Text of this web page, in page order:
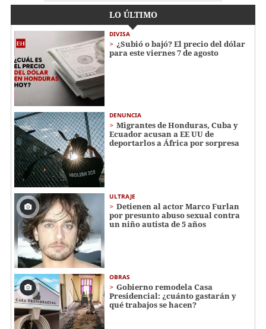
LO ÚLTIMO
DIVISA
¿Subió o bajó? El precio del dólar
para este viernes 7 de agosto
DENUNCIA
Migrantes de Honduras, Cuba y
Ecuador acusan a EE UU de
deportarlos a África por sorpresa
ULTRAJE
Detienen al actor Marco Furlan
por presunto abuso sexual contra
un niño autista de 5 años
OBRAS
Gobierno remodela Casa
Presidencial: ¿cuánto gastarán y
qué trabajos se hacen?